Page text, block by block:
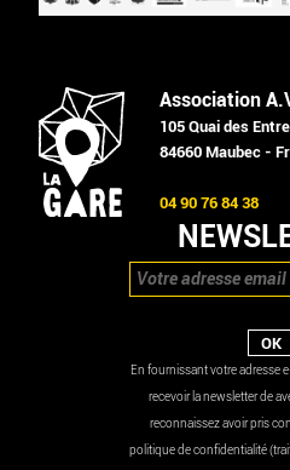
Association
105 Quai des
84660 Maubec -
04 90 76 84 38
En fournissant votre adresse
recevoir la newsletter de
reconnaissez avoir pris
politique de confidentialité